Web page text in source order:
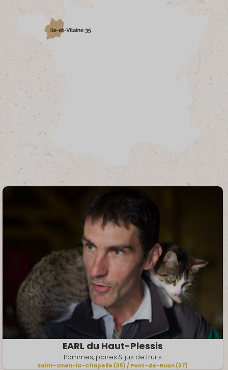
EARL du Haut-Plessis
Pommes, poires & jus de fruits
Saint-Onen-la-Chapelle (35) / Pont-de-Ruan (37)